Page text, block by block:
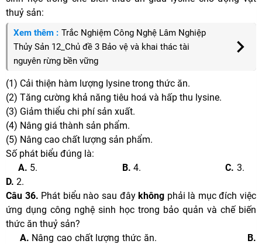
thuỷ sản:
Xem thêm : Trắc Nghiệm Công Nghệ Lâm Nghiệp
Thủy Sản 12_Chủ đề 3 Bảo vệ và khai thác tài
nguyên rừng bền vững
(1) Cải thiện hàm lượng lysine trong thức ăn.
(2) Tăng cường khả năng tiêu hoá và hấp thu lysine.
(3) Giảm thiểu chi phí sản xuất.
(4) Nâng giá thành sản phẩm.
(5) Nâng cao chất lượng sản phẩm.
Số phát biểu đúng là:
A. 5. B. 4. C. 3.
D. 2.
Câu 36. Phát biểu nào sau đâykhông phải là mục đích việc
ứng dụng công nghệ sinh học trong bảo quản và chế biến
thức ăn thuỷ sản?
A. Nâng cao chất lượng thức ăn.
B.